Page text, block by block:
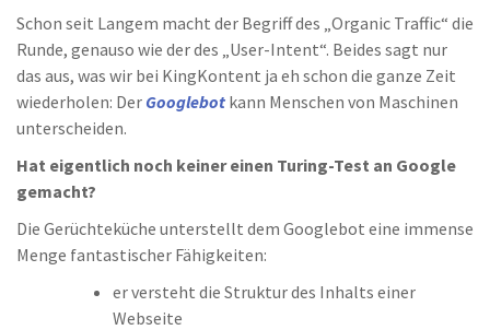
Schon seit Langem macht der Begriff des „Organic Traffic“ die
Runde, genauso wie der des „User-Intent“. Beides sagt nur
das aus, was wir bei KingKontent ja eh schon die ganze Zeit
wiederholen: Der Googlebot kann Menschen von Maschinen
unterscheiden.
Hat eigentlich noch keiner einen Turing-Test an Google
gemacht?
Die Gerüchteküche unterstellt dem Googlebot eine immense
Menge fantastischer Fähigkeiten:
er versteht die Struktur des Inhalts einer
Webseite